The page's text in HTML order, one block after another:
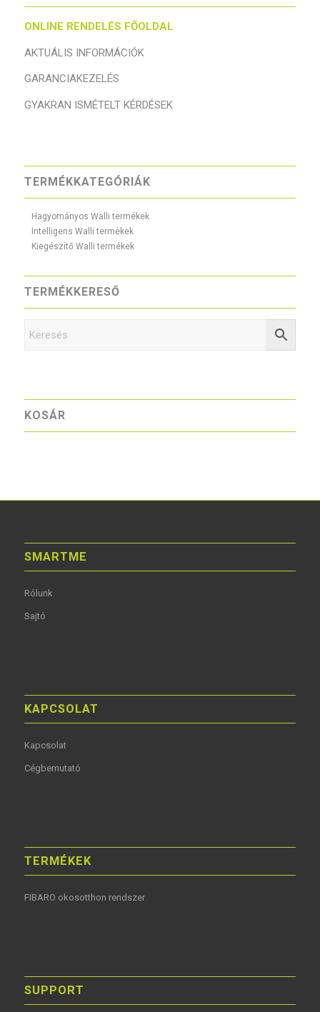
ONLINE RENDELÉS FŐOLDAL
AKTUÁLIS INFORMÁCIÓK
GARANCIAKEZELÉS
GYAKRAN ISMÉTELT KÉRDÉSEK
TERMÉKKATEGÓRIÁK
Hagyományos Walli termékek
Intelligens Walli termékek
Kiegészítő Walli termékek
TERMÉKKERESŐ
KOSÁR
SMARTME
Rólunk
Sajtó
KAPCSOLAT
Kapcsolat
Cégbemutató
TERMÉKEK
FIBARO okosotthon rendszer
SUPPORT